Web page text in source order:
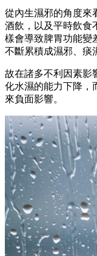
從內生濕邪的角度來
酒飲，以及平時飲食
樣會導致脾胃功能變
不斷累積成濕邪、痰
故在諸多不利因素影
化水濕的能力下降，
來負面影響。